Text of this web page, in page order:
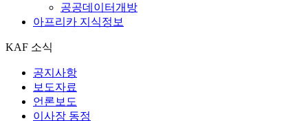
공공데이터개방
아프리카 지식정보
KAF 소식
공지사항
보도자료
언론보도
이사장 동정